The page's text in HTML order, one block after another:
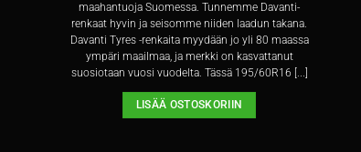
maahantuoja Suomessa. Tunnemme Davanti-
renkaat hyvin ja seisomme niiden laadun takana.
Davanti Tyres -renkaita myydään jo yli 80 maassa
ympäri maailmaa, ja merkki on kasvattanut
suosiotaan vuosi vuodelta. Tässä 195/60R16 [...]
LISÄÄ OSTOSKORIIN